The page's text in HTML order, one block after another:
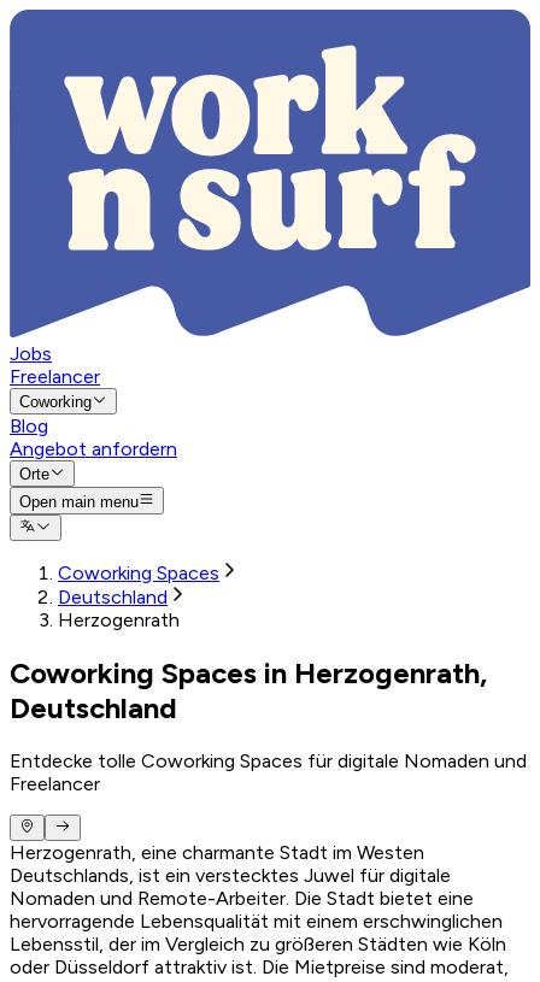
Jobs
Freelancer
Coworking
Blog
Angebot anfordern
Orte
Open main menu
Coworking Spaces
Deutschland
Herzogenrath
Coworking Spaces in Herzogenrath,
Deutschland
Entdecke tolle Coworking Spaces für digitale Nomaden und
Freelancer
Herzogenrath, eine charmante Stadt im Westen
Deutschlands, ist ein verstecktes Juwel für digitale
Nomaden und Remote-Arbeiter. Die Stadt bietet eine
hervorragende Lebensqualität mit einem erschwinglichen
Lebensstil, der im Vergleich zu größeren Städten wie Köln
oder Düsseldorf attraktiv ist. Die Mietpreise sind moderat,